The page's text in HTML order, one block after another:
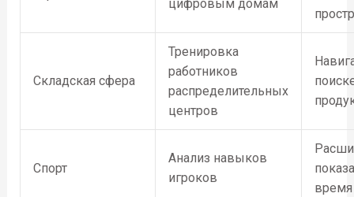
цифровым домам
Складская сфера
Тренировка
работников
распределительных
центров
Спорт
Анализ навыков
игроков
время